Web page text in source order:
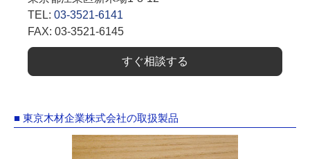
TEL: 03-3521-6141
FAX: 03-3521-6145
すぐ相談する
■ 東京木材企業株式会社の取扱製品